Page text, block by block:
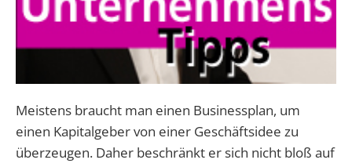
Meistens braucht man einen Businessplan, um
einen Kapitalgeber von einer Geschäftsidee zu
überzeugen. Daher beschränkt er sich nicht bloß auf